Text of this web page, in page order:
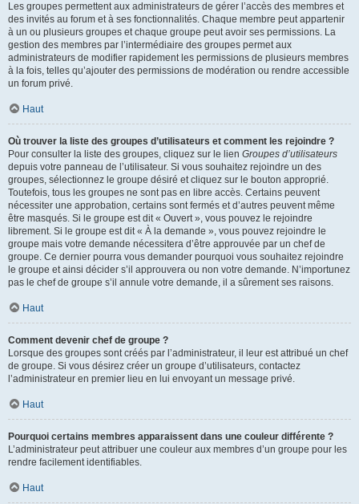
Les groupes permettent aux administrateurs de gérer l’accès des membres et
des invités au forum et à ses fonctionnalités. Chaque membre peut appartenir
à un ou plusieurs groupes et chaque groupe peut avoir ses permissions. La
gestion des membres par l’intermédiaire des groupes permet aux
administrateurs de modifier rapidement les permissions de plusieurs membres
à la fois, telles qu’ajouter des permissions de modération ou rendre accessible
un forum privé.
Haut
Où trouver la liste des groupes d’utilisateurs et comment les rejoindre ?
Pour consulter la liste des groupes, cliquez sur le lien Groupes d’utilisateurs
depuis votre panneau de l’utilisateur. Si vous souhaitez rejoindre un des
groupes, sélectionnez le groupe désiré et cliquez sur le bouton approprié.
Toutefois, tous les groupes ne sont pas en libre accès. Certains peuvent
nécessiter une approbation, certains sont fermés et d’autres peuvent même
être masqués. Si le groupe est dit « Ouvert », vous pouvez le rejoindre
librement. Si le groupe est dit « À la demande », vous pouvez rejoindre le
groupe mais votre demande nécessitera d’être approuvée par un chef de
groupe. Ce dernier pourra vous demander pourquoi vous souhaitez rejoindre
le groupe et ainsi décider s’il approuvera ou non votre demande. N’importunez
pas le chef de groupe s’il annule votre demande, il a sûrement ses raisons.
Haut
Comment devenir chef de groupe ?
Lorsque des groupes sont créés par l’administrateur, il leur est attribué un chef
de groupe. Si vous désirez créer un groupe d’utilisateurs, contactez
l’administrateur en premier lieu en lui envoyant un message privé.
Haut
Pourquoi certains membres apparaissent dans une couleur différente ?
L’administrateur peut attribuer une couleur aux membres d’un groupe pour les
rendre facilement identifiables.
Haut